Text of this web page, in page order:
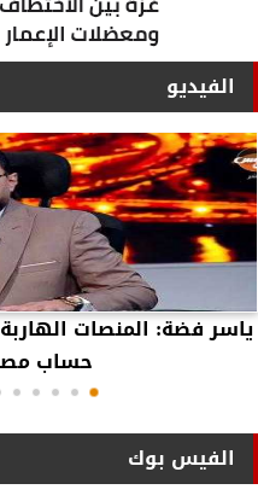
الفيديو
ياسر فضة: المنصات
حساب
الفيس بوك